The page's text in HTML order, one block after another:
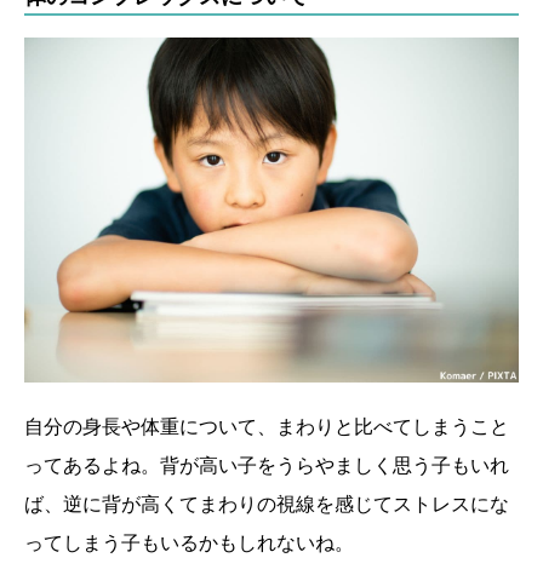
自分の身長や体重について、まわりと比べてしまうこと
ってあるよね。背が高い子をうらやましく思う子もいれ
ば、逆に背が高くてまわりの視線を感じてストレスにな
ってしまう子もいるかもしれないね。